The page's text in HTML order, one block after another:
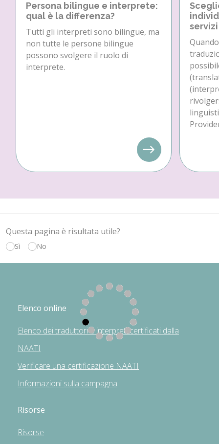
Persona bilingue e interprete:
qual è la differenza?
Tutti gli interpreti sono bilingue, ma
non tutte le persone bilingue
possono svolgere il ruolo di
interprete.
Questa pagina è risultata utile?
Sì No
Elenco online
Elenco dei traduttori e interpreti certificati dalla
NAATI
Verificare una certificazione NAATI
Informazioni sulla campagna
Risorse
Risorse